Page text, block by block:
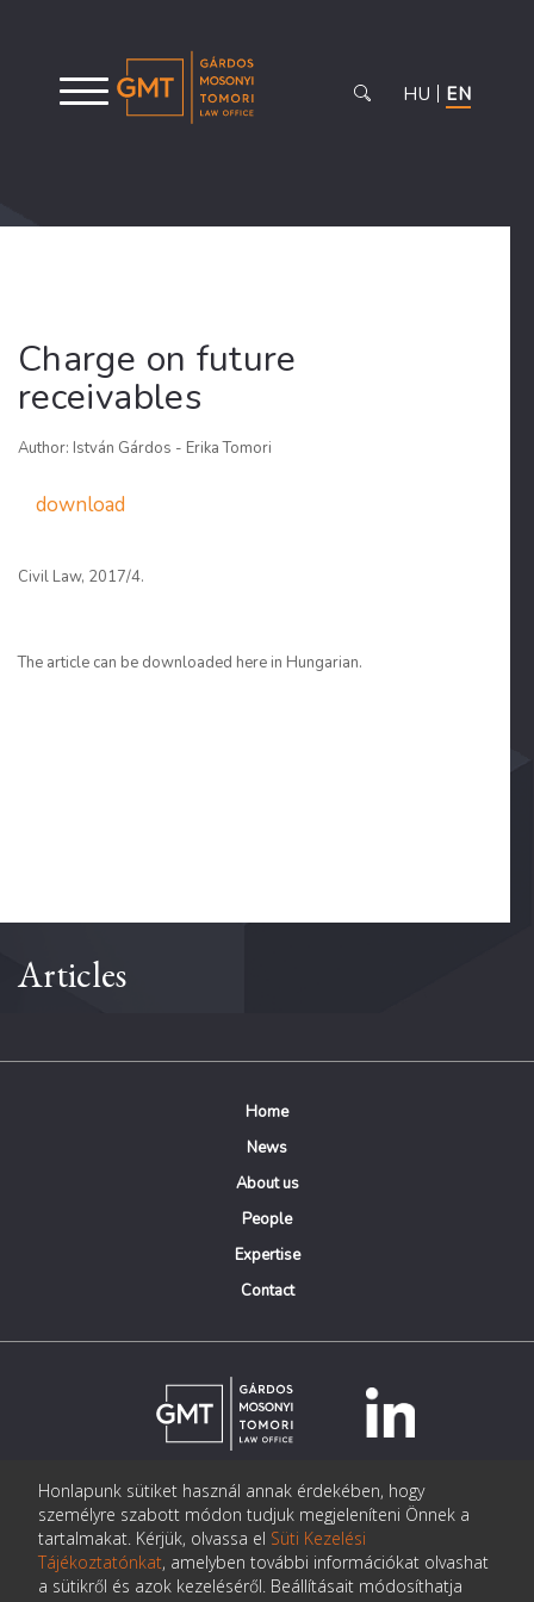
HU EN
Charge on future
receivables
Author: István Gárdos - Erika Tomori
download
Civil Law, 2017/4.
The article can be downloaded here in Hungarian.
Articles
Home
News
About us
People
Expertise
Contact
© Copyright Gárdos Mosonyi Tomori Ügyvédi Iroda
postmaster@gmtlegal.hu
Data privacy notice
Honlapunk sütiket használ annak érdekében, hogy
személyre szabott módon tudjuk megjeleníteni Önnek a
tartalmakat. Kérjük, olvassa el Süti Kezelési
Tájékoztatónkat, amelyben további információkat olvashat
a sütikről és azok kezeléséről. Beállításait módosíthatja